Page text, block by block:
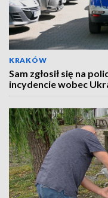
KRAKÓW
Sam zgłosił się na
incydencie wobec